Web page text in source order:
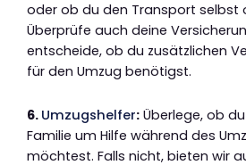
oder ob du den Transport selbst
Überprüfe auch deine
entscheide, ob du zusätzlichen
für den Umzug benötigst.
6. Umzugshelfer: Überlege, ob
Familie um Hilfe während des
möchtest. Falls nicht, bieten wir